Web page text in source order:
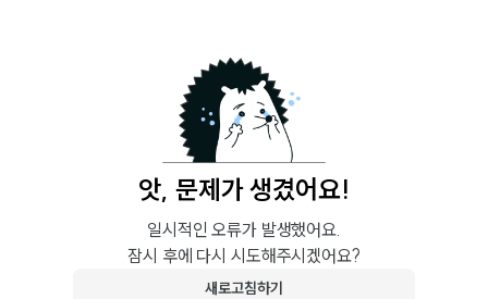
앗, 문제가 생겼어요!
일시적인 오류가 발생했어요.
잠시 후에 다시 시도해주시겠어요?
새로고침하기